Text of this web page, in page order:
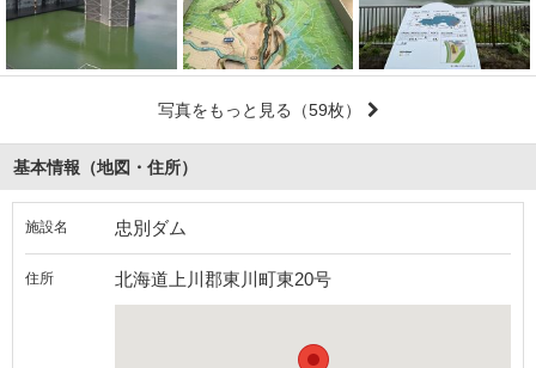
写真をもっと見る （59枚）
基本情報（地図・住所）
施設名 忠別ダム
住所 北海道上川郡東川町東20号